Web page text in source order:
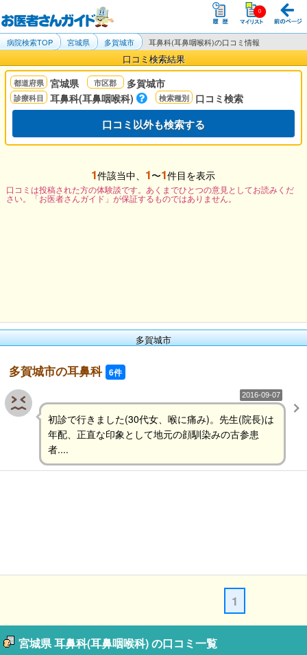
病院検索TOP 宮城県 多賀城市 耳鼻科(耳鼻咽喉科)の口コミ情報
口コミ検索結果
宮城県
多賀城市
耳鼻科(耳鼻咽喉科)
口コミ検索
口コミ以外も検索する
1件該当中、 1〜1件目を表示
口コミは投稿された方の体験談です。あくまでひとつの意見としてお読みくだ
さい。「お医者さんガイド」が保証するものではありません。
多賀城市
多賀城市の耳鼻科 6件
2016-09-07
初診で行きました(30代女、喉に痛み)。先生(院長)は
年配、正直な印象として地元の顔馴染みの古参患
者....
1
宮城県 耳鼻科(耳鼻咽喉科) の口コミ一覧